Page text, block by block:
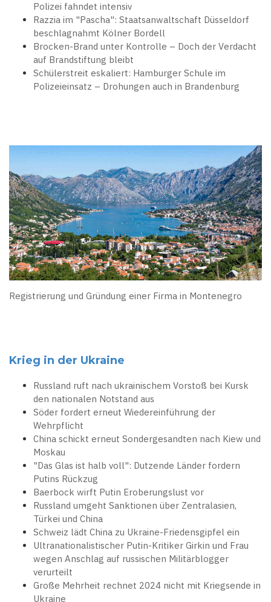
Polizei fahndet intensiv
Razzia im "Pascha": Staatsanwaltschaft Düsseldorf
beschlagnahmt Kölner Bordell
Brocken-Brand unter Kontrolle – Doch der Verdacht
auf Brandstiftung bleibt
Schülerstreit eskaliert: Hamburger Schule im
Polizeieinsatz – Drohungen auch in Brandenburg
Registrierung und Gründung einer Firma in Montenegro
Krieg in der Ukraine
Russland ruft nach ukrainischem Vorstoß bei Kursk
den nationalen Notstand aus
Söder fordert erneut Wiedereinführung der
Wehrpflicht
China schickt erneut Sondergesandten nach Kiew und
Moskau
"Das Glas ist halb voll": Dutzende Länder fordern
Putins Rückzug
Baerbock wirft Putin Eroberungslust vor
Russland umgeht Sanktionen über Zentralasien,
Türkei und China
Schweiz lädt China zu Ukraine-Friedensgipfel ein
Ultranationalistischer Putin-Kritiker Girkin und Frau
wegen Anschlag auf russischen Militärblogger
verurteilt
Große Mehrheit rechnet 2024 nicht mit Kriegsende in
Ukraine